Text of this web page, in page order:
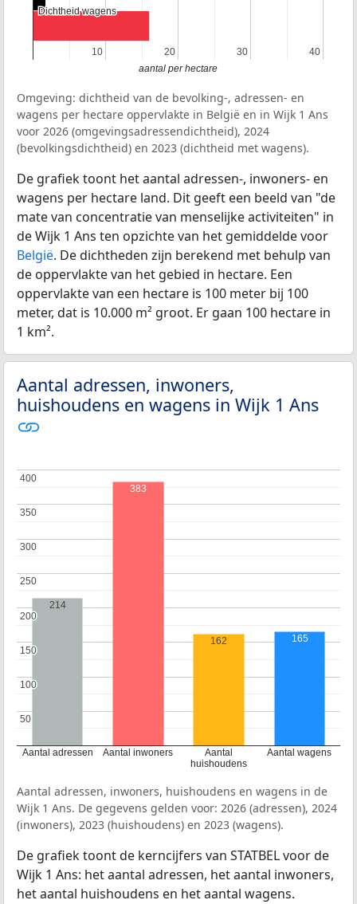
10
10 20
20 30
30 40
40
Dichtheid wagens
Dichtheid wagens
aantal per hectare
Omgeving: dichtheid van de bevolking-, adressen- en
wagens per hectare oppervlakte in België en in Wijk 1 Ans
voor 2026 (omgevingsadressendichtheid), 2024
(bevolkingsdichtheid) en 2023 (dichtheid met wagens).
De grafiek toont het aantal adressen-, inwoners- en
wagens per hectare land. Dit geeft een beeld van "de
mate van concentratie van menselijke activiteiten" in
de Wijk 1 Ans ten opzichte van het gemiddelde voor
België. De dichtheden zijn berekend met behulp van
de oppervlakte van het gebied in hectare. Een
oppervlakte van een hectare is 100 meter bij 100
meter, dat is 10.000 m² groot. Er gaan 100 hectare in
1 km².
Aantal adressen, inwoners,
huishoudens en wagens in Wijk 1 Ans
Aantal adressen Aantal inwoners
Aantal
huishoudens
Aantal wagens
50
50
100
100
150
150
200
200
250
250
300
300
350
350
400
400
214
383
162 165
Aantal adressen, inwoners, huishoudens en wagens in de
Wijk 1 Ans. De gegevens gelden voor: 2026 (adressen), 2024
(inwoners), 2023 (huishoudens) en 2023 (wagens).
De grafiek toont de kerncijfers van STATBEL voor de
Wijk 1 Ans: het aantal adressen, het aantal inwoners,
het aantal huishoudens en het aantal wagens.